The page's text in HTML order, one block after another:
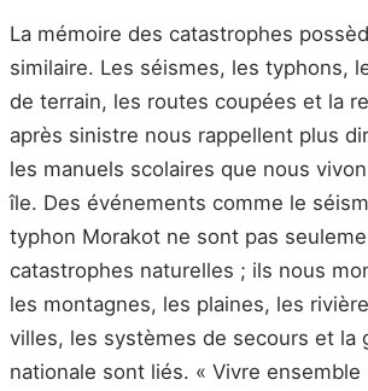
La mémoire des catastrophes
similaire. Les séismes, les typhons,
de terrain, les routes coupées et la
après sinistre nous rappellent plus
les manuels scolaires que nous
île. Des événements comme le
typhon Morakot ne sont pas
catastrophes naturelles ; ils nous
les montagnes, les plaines, les
villes, les systèmes de secours et la
nationale sont liés. « Vivre ensemble